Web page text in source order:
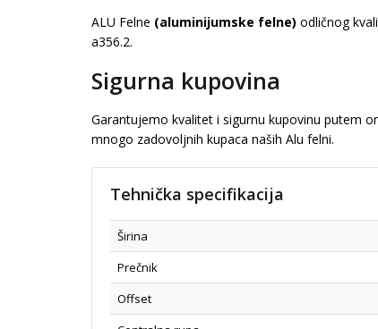
ALU Felne (aluminijumske felne) odličnog
a356.2.
Sigurna kupovina
Garantujemo kvalitet i sigurnu kupovinu putem
mnogo zadovoljnih kupaca naših Alu felni.
Tehnička specifikacija
Širina
Prečnik
Offset